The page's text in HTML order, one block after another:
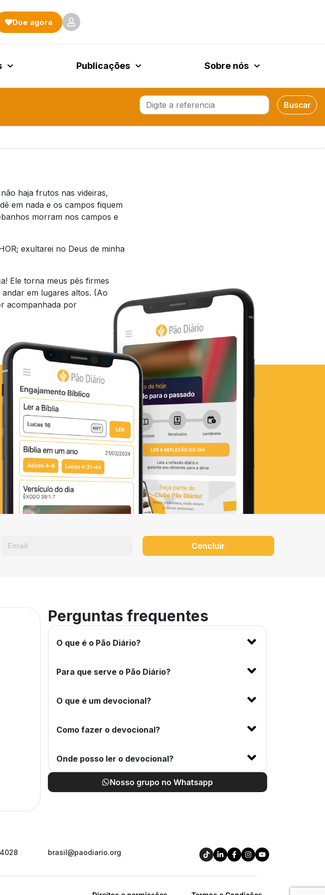
Doe agora
Publicações Sobre nós
Buscar Buscar
haja frutos nas videiras,
em nada e os campos fiquem
morram nos campos e
exultarei no Deus de minha
Ele torna meus pés firmes
em lugares altos. (Ao
acompanhada por
Concluir
Perguntas frequentes
O que é o Pão Diário?
Para que serve o Pão Diário?
O que é um devocional?
Como fazer o devocional?
Onde posso ler o devocional?
Nosso grupo no Whatsapp
brasil@paodiario.org